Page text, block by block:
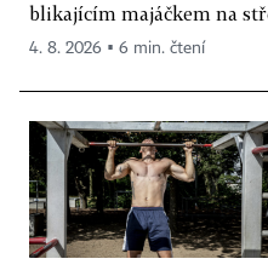
blikajícím majáčkem na
4. 8. 2026 ▪ 6 min. čtení